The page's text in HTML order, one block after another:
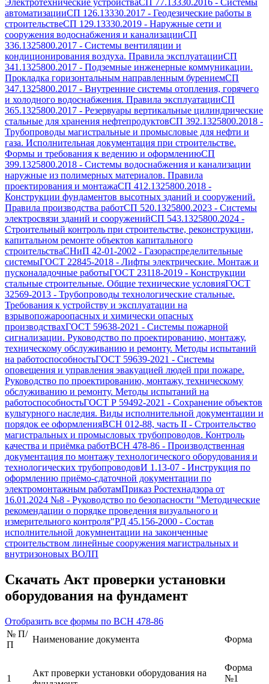
Электротехнические устройстваСП 77.13330.2016 - Системы
автоматизацииСП 126.13330.2017 - Геодезические работы в
строительствеСП 129.13330.2019 - Наружные сети и
сооружения водоснабжения и канализацииСП
336.1325800.2017 - Системы вентиляции и
кондиционирования воздуха. Правила эксплуатацииСП
341.1325800.2017 - Подземные инженерные коммуникации.
Прокладка горизонтальным направленным бурениемСП
347.1325800.2017 - Внутренние системы отопления, горячего
и холодного водоснабжения. Правила эксплуатацииСП
365.1325800.2017 - Резервуары вертикальные цилиндрические
стальные для хранения нефтепродуктовСП 392.1325800.2018 -
Трубопроводы магистральные и промысловые для нефти и
газа. Исполнительная документация при строительстве.
Формы и требования к ведению и оформлениюСП
399.1325800.2018 - Системы водоснабжения и канализации
наружные из полимерных материалов. Правила
проектирования и монтажаСП 412.1325800.2018 -
Конструкции фундаментов высотных зданий и сооружений.
Правила производства работСП 520.1325800.2023 - Системы
электросвязи зданий и сооруженийСП 543.1325800.2024 -
Строительный контроль при строительстве, реконструкции,
капитальном ремонте объектов капитального
строительстваСНиП 42-01-2002 - Газораспределительные
системыГОСТ 22845-2018 - Лифты электрические. Монтаж и
пусконаладочные работыГОСТ 23118-2019 - Конструкции
стальные строительные. Общие технические условияГОСТ
32569-2013 - Трубопроводы технологические стальные.
Требования к устройству и эксплуатации на
взрывопожароопасных и химически опасных
производствахГОСТ 59638-2021 - Системы пожарной
сигнализации. Руководство по проектированию, монтажу,
техническому обслуживанию и ремонту. Методы испытаний
на работоспособностьГОСТ 59639-2021 - Системы
оповещения и управления эвакуацией людей при пожаре.
Руководство по проектированию, монтажу, техническому
обслуживанию и ремонту. Методы испытаний на
работоспособностьГОСТ Р 59492-2021 - Сохранение объектов
культурного наследия. Виды исполнительной документации и
порядок ее оформленияВСН 012-88, часть II - Строительство
магистральных и промысловых трубопроводов. Контроль
качества и приёмка работВСН 478-86 - Производственная
документация по монтажу технологического оборудования и
технологических трубопроводовИ 1.13-07 - Инструкция по
оформлению приёмо-сдаточной документации по
электромонтажным работамПриказ Ростехнадзора от
16.01.2024 №8 - Руководство по безопасности "Методические
рекомендации о порядке проведения визуального и
измерительного контроля"РД 45.156-2000 - Состав
исполнительной докумнентации на законченные
строительством линейные сооружения магистральных и
внутризоновых ВОЛП
Скачать Акт проверки установки
оборудования на фундамент
Отобразить все формы по ВСН 478-86
№ П/
П
Наименование документа Форма
1
Акт проверки установки оборудования на
Форма
№1